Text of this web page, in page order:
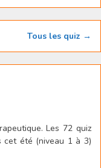
Tous les quiz →
Les 72 quiz
cet été (niveau 1 à 3)